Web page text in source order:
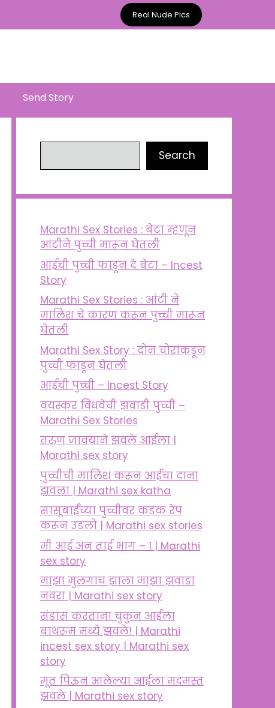
Real Nude Pics
Send Story
Search
Marathi Sex Stories : बेटा म्हणून
आंटीने पुच्ची मारून घेतली
आईची पुच्ची फाडून दे बेटा – Incest
Story
Marathi Sex Stories : आंटी ने
मालिश चे कारण करून पुच्ची मारून
घेतली
Marathi Sex Story : दोन चोरांकडून
पुच्ची फाडून घेतली
आईची पुच्ची – Incest Story
वयस्कर विधवेची झवाडी पुच्ची –
Marathi Sex Stories
तरुण जावयाने झवले आईला |
Marathi sex story
पुच्चीची मालिश करून आईचा दाना
झवला | Marathi sex katha
सासूबाईंच्या पुच्चीवर कडक रेप
करून उडलो | Marathi sex stories
मी आई अन ताई भाग – 1 | Marathi
sex story
माझा मुलगाच झाला माझा झवाडा
नवरा | Marathi sex story
संडास करताना चुकुन आईला
बाथरूम मध्ये झवले! | Marathi
incest sex story | Marathi sex
story
मूत पिऊन आलेल्या आईला मदमस्त
झवले | Marathi sex story